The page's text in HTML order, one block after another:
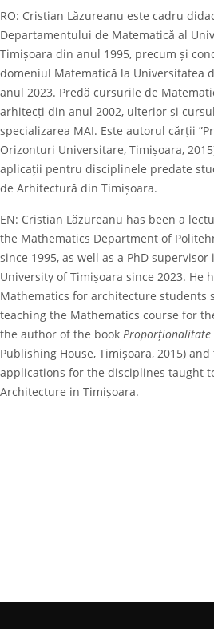
RO: Cristian Lăzureanu este cadru
Departamentului de Matematică al
Timișoara din anul 1995, precum și
domeniul Matematică la Universitatea
anul 2023. Predă cursurile de
arhitecți din anul 2002, ulterior și
specializarea MAI. Este autorul cărții
Orizonturi Universitare, Timișoara,
aplicații pentru disciplinele predate
de Arhitectură din Timișoara.
EN: Cristian Lăzureanu has been a
the Mathematics Department of
since 1995, as well as a PhD
University of Timișoara since 2023. He
Mathematics for architecture students
teaching the Mathematics course for
the author of the book Proporționalitate
Publishing House, Timișoara, 2015)
applications for the disciplines taught
Architecture in Timișoara.